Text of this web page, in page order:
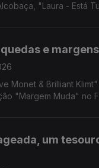
"Laura - Está
e margens
Monet & Brilliant
"Margem Muda" no
um